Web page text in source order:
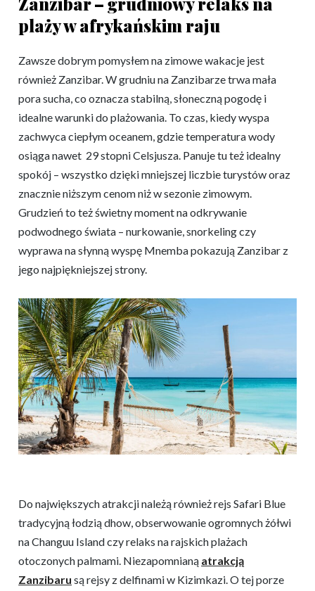
plaży w afrykańskim raju
Zawsze dobrym pomysłem na zimowe wakacje jest
również Zanzibar. W grudniu na Zanzibarze trwa mała
pora sucha, co oznacza stabilną, słoneczną pogodę i
idealne warunki do plażowania. To czas, kiedy wyspa
zachwyca ciepłym oceanem, gdzie temperatura wody
osiąga nawet 29 stopni Celsjusza. Panuje tu też idealny
spokój – wszystko dzięki mniejszej liczbie turystów oraz
znacznie niższym cenom niż w sezonie zimowym.
Grudzień to też świetny moment na odkrywanie
podwodnego świata – nurkowanie, snorkeling czy
wyprawa na słynną wyspę Mnemba pokazują Zanzibar z
jego najpiękniejszej strony.
Do największych atrakcji należą również rejs Safari Blue
tradycyjną łodzią dhow, obserwowanie ogromnych żółwi
na Changuu Island czy relaks na rajskich plażach
otoczonych palmami. Niezapomnianą atrakcją
Zanzibaru są rejsy z delfinami w Kizimkazi. O tej porze